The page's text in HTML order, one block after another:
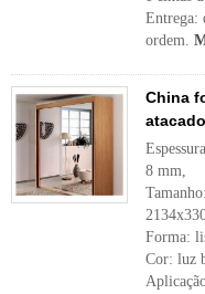
Entrega:
ordem.
China
atacado
8 mm,
Forma:
Cor: luz